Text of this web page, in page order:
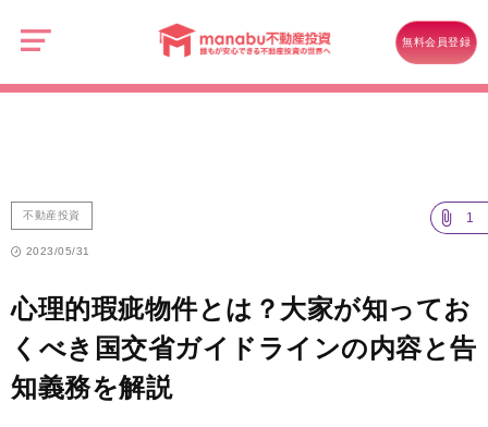
無料会員登録
心理的瑕疵物件とは？大家が知っておくべき国交省ガイドラインの内容
不動産投資 1
2023/05/31
心理的瑕疵物件とは？大家が知ってお
くべき国交省ガイドラインの内容と告
知義務を解説